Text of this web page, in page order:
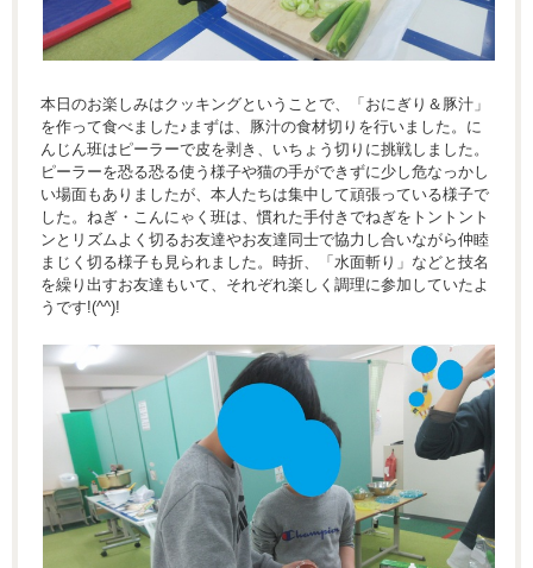
本日のお楽しみはクッキングということで、「おにぎり＆豚汁」
を作って食べました♪まずは、豚汁の食材切りを行いました。に
んじん班はピーラーで皮を剥き、いちょう切りに挑戦しました。
ピーラーを恐る恐る使う様子や猫の手ができずに少し危なっかし
い場面もありましたが、本人たちは集中して頑張っている様子で
した。ねぎ・こんにゃく班は、慣れた手付きでねぎをトントント
ンとリズムよく切るお友達やお友達同士で協力し合いながら仲睦
まじく切る様子も見られました。時折、「水面斬り」などと技名
を繰り出すお友達もいて、それぞれ楽しく調理に参加していたよ
うです!(^^)!